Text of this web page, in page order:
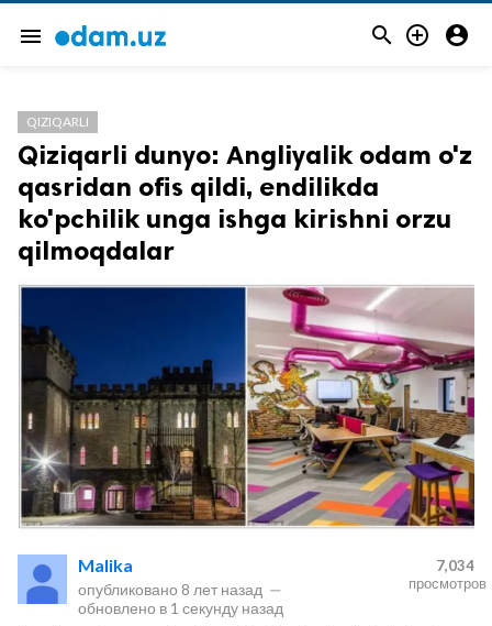
menu   
QIZIQARLI
Qiziqarli dunyo: Angliyalik odam o'z
qasridan ofis qildi, endilikda
ko'pchilik unga ishga kirishni orzu
qilmoqdalar
Malika
опубликовано 8 лет назад —
обновлено в 1 секунду назад
7,034
просмотров